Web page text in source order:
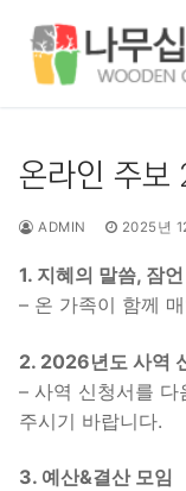
온라인 주
ADMIN 2025년
1. 지혜의 말씀, 잠
– 온 가족이 함께
2. 2026년도 사역
– 사역 신청서를
주시기 바랍니다.
3. 예산&결산 모임